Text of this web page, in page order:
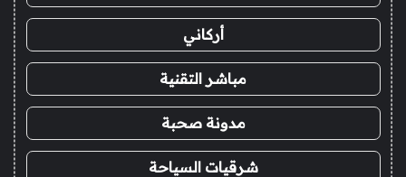
أركاني
مباشر التقنية
مدونة صحبة
شرقيات السياحة